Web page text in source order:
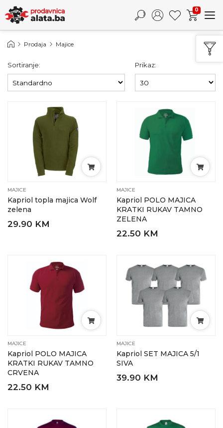
0
Prodaja Majice
Sortiranje: Prikaz:
MAJICE
Kapriol topla majica Wolf
zelena
29.90 KM
MAJICE
Kapriol POLO MAJICA
KRATKI RUKAV TAMNO
ZELENA
22.50 KM
MAJICE
Kapriol POLO MAJICA
KRATKI RUKAV TAMNO
CRVENA
22.50 KM
MAJICE
Kapriol SET MAJICA 5/1
SIVA
39.90 KM